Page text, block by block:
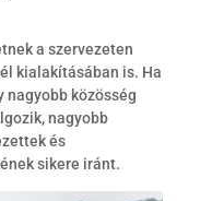
a szervezeten
kialakításában is. Ha
nagyobb közösség
nagyobb
és
sikere iránt.